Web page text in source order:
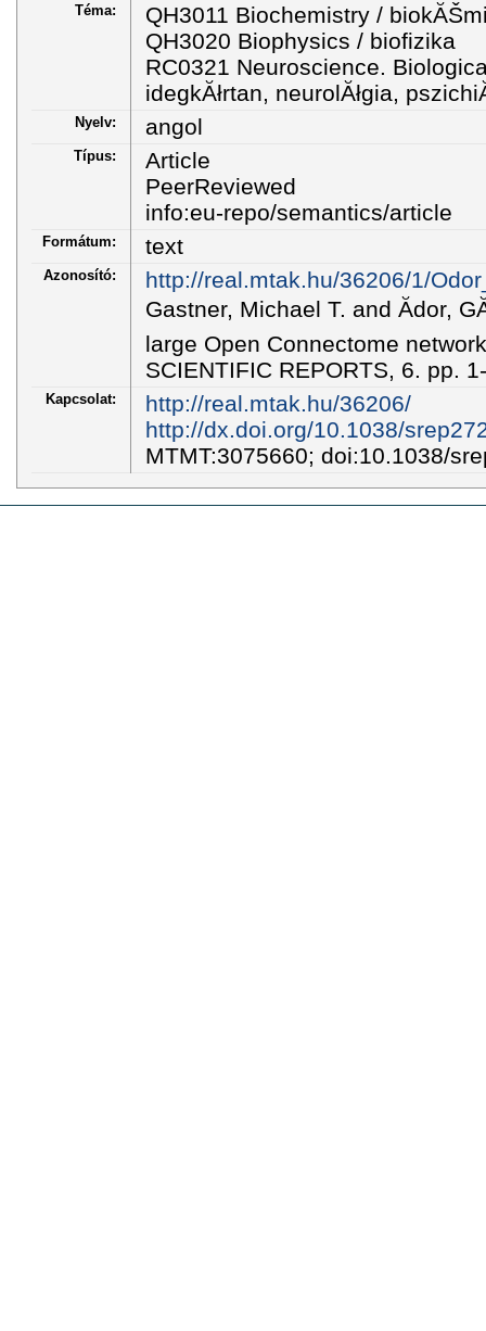
Téma:
QH3011 Biochemistry /
QH3020 Biophysics / biofizika
RC0321 Neuroscience.
idegkĂłrtan, neurolĂłgia,
Nyelv: angol
Típus:
Article
PeerReviewed
info:eu-repo/semantics/article
Formátum: text
Azonosító:
http://real.mtak.hu/36206/1/
Gastner, Michael T. and Ădor,
large Open Connectome
SCIENTIFIC REPORTS, 6. pp.
Kapcsolat:
http://real.mtak.hu/36206/
http://dx.doi.org/10.1038/
MTMT:3075660; doi:10.1038/